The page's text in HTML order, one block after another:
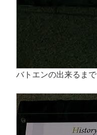
バトエンの出来るまで